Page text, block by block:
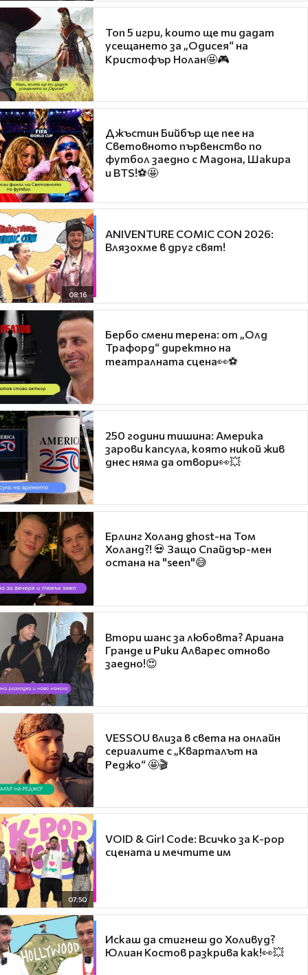
Топ 5 игри, които ще ти дадат
усещането за „Одисея“ на
Кристофър Нолан🤩🎮
Джъстин Бийбър ще пее на
Световното първенство по
футбол заедно с Мадона, Шакира
и BTS!⚽🤩
08:16
ANIVENTURE COMIC CON 2026:
Влязохме в друг свят!
Бербо смени терена: от „Олд
Трафорд“ директно на
театралната сцена👀⚽
250 години тишина: Америка
зарови капсула, която никой жив
днес няма да отвори👀💥
Ерлинг Холанд ghost-на Том
Холанд?! 💀 Защо Спайдър-мен
остана на "seen"😅
Втори шанс за любовта? Ариана
Гранде и Рики Алварес отново
заедно!😍
VESSOU влиза в света на онлайн
сериалите с „Кварталът на
Реджо“ 🤩🎬
07:50
VOID & Girl Code: Всичко за K-pop
сцената и мечтите им
Искаш да стигнеш до Холивуд?
Юлиан Костов разкрива как!👀💥